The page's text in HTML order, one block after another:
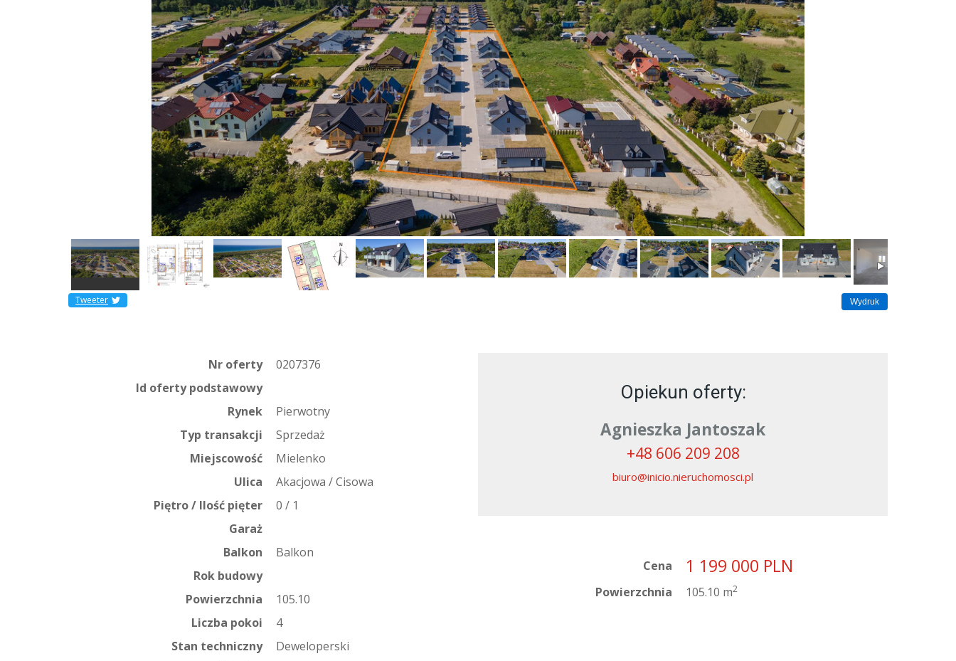
Tweeter Wydruk
Nr oferty
0207376
Id oferty podstawowy
Rynek
Pierwotny
Typ transakcji
Sprzedaż
Miejscowość
Mielenko
Ulica
Akacjowa / Cisowa
Piętro / Ilość pięter
0 / 1
Garaż
Balkon
Balkon
Rok budowy
Powierzchnia
105.10
Liczba pokoi
4
Stan techniczny
Deweloperski
Opiekun oferty:
Agnieszka Jantoszak
+48 606 209 208
biuro@inicio.nieruchomosci.pl
Cena 1 199 000 PLN
Powierzchnia 105.10 m2